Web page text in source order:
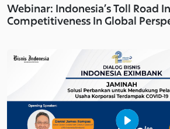
Webinar: Indonesia’s Toll Road
Competitiveness In Global